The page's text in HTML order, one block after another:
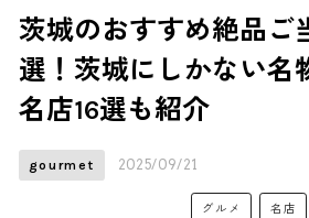
茨城のおすすめ絶品ご
選！茨城にしかない名
名店16選も紹介
gourmet 2025/09/21
グルメ 名店